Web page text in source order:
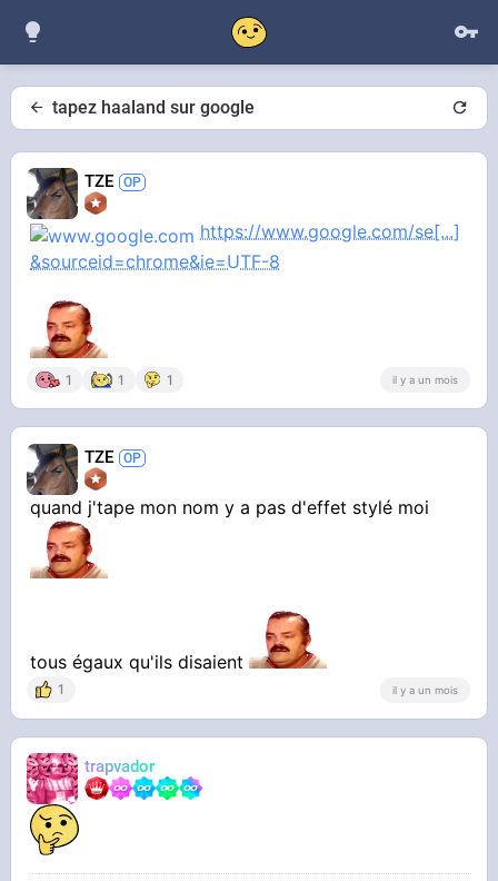
tapez haaland sur google
TZE
https://www.google.com/se[...]
&sourceid=chrome&ie=UTF-8
1 1 1 il y a un mois
TZE
quand j'tape mon nom y a pas d'effet stylé moi
tous égaux qu'ils disaient
1 il y a un mois
trapvador